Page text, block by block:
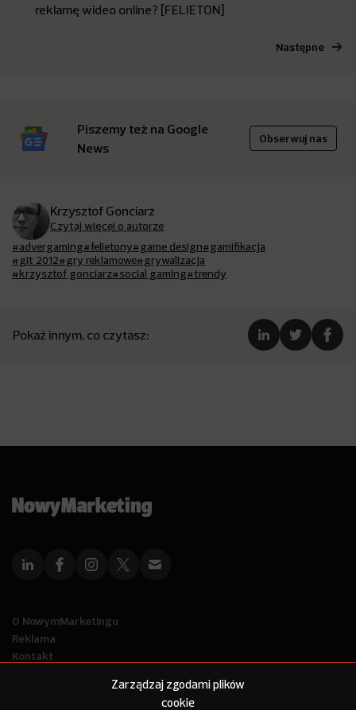
Zarządzaj zgodami plików
cookie
reklamę wideo online? [FELIETON]
Następne
Piszemy też na Google
News
Obserwuj nas
Krzysztof Gonciarz
Czytaj więcej o autorze
#advergaming#felietony#game design#gamifikacja
#git 2012#gry reklamowe#grywalizacja
#krzysztof gonciarz#social gaming#trendy
Pokaż innym, co czytasz:
O NowymMarketingu
Reklama
Kontakt